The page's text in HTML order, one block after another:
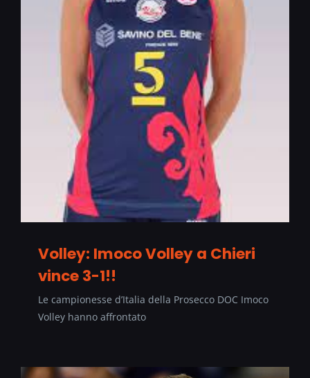
Volley: Imoco Volley a Chieri
vince 3-1!!
Le campionesse d’Italia della Prosecco DOC Imoco
Volley hanno affrontato